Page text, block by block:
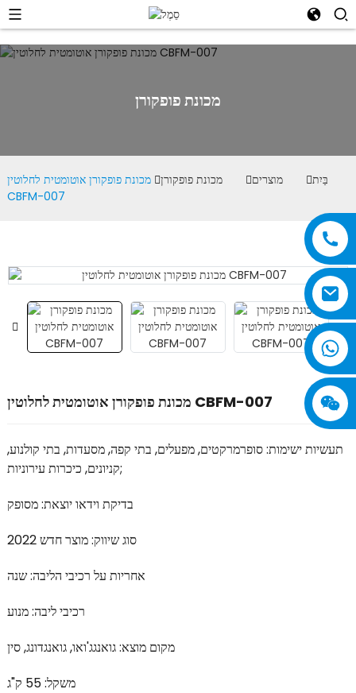
מכונת פופקורן
בַּיִת מוצרים מכונת פופקורן
מכונת פופקורן אוטומטית לחלוטין
CBFM-007
מכונת פופקורן אוטומטית לחלוטין CBFM-007
תעשיות ישימות: סופרמרקטים, מפעלים, בתי קפה, מסעדות, בתי קולנוע,
קניונים, כיכרות עירוניות;
בדיקת וידאו יוצאת: מסופק
סוג שיווק: מוצר חדש 2022
אחריות על רכיבי הליבה: שנה
רכיבי ליבה: מנוע
מקום מוצא: גואנגג'ואו, גואנגדונג, סין
משקל: 55 ק"ג